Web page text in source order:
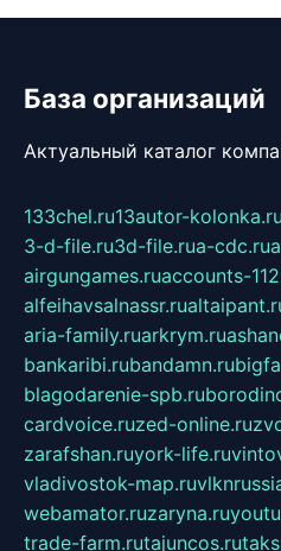
База организаций
Актуальный каталог
133chel.ru13autor-kolonka.ru
3-d-file.ru3d-file.rua-cdc.ru
airgungames.ruaccounts-
alfeihavsalnassr.ru
aria-family.ruarkrym.ru
bankaribi.rubandamn.ru
blagodarenie-spb.ru
cardvoice.ruzed-online.ru
zarafshan.ruyork-life.ru
vladivostok-map.ru
webamator.ruzaryna.ru
trade-farm.rutajuncos.ru